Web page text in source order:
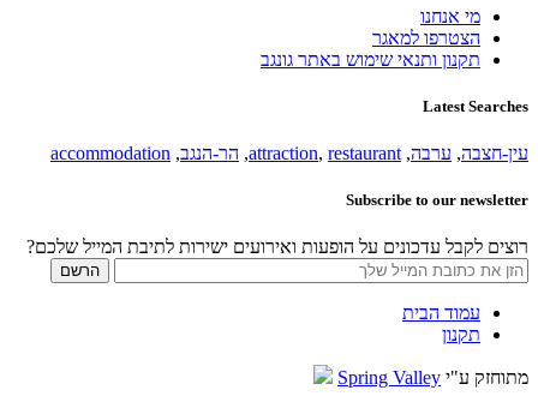
מי אנחנו
הצטרפו למאגר
תקנון ותנאי שימוש באתר גונגב
Latest Searches
עין-חצבה, ערבה,
attraction, restaurant
, הר-הנגב,
accommodation
Subscribe to our newsletter
רוצים לקבל עדכונים על הופעות ואירועים ישירות לתיבת המייל שלכם?
עמוד הבית
תקנון
מתוחזק ע"י Spring Valley